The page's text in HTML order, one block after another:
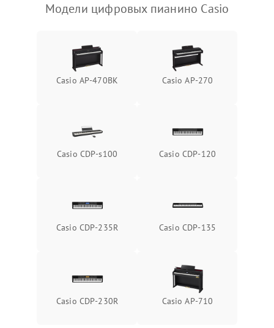
Модели цифровых пианино Casio
Casio AP-470BK Casio AP-270
Casio CDP-s100 Casio CDP-120
Casio CDP-235R Casio CDP-135
Casio CDP-230R Casio AP-710